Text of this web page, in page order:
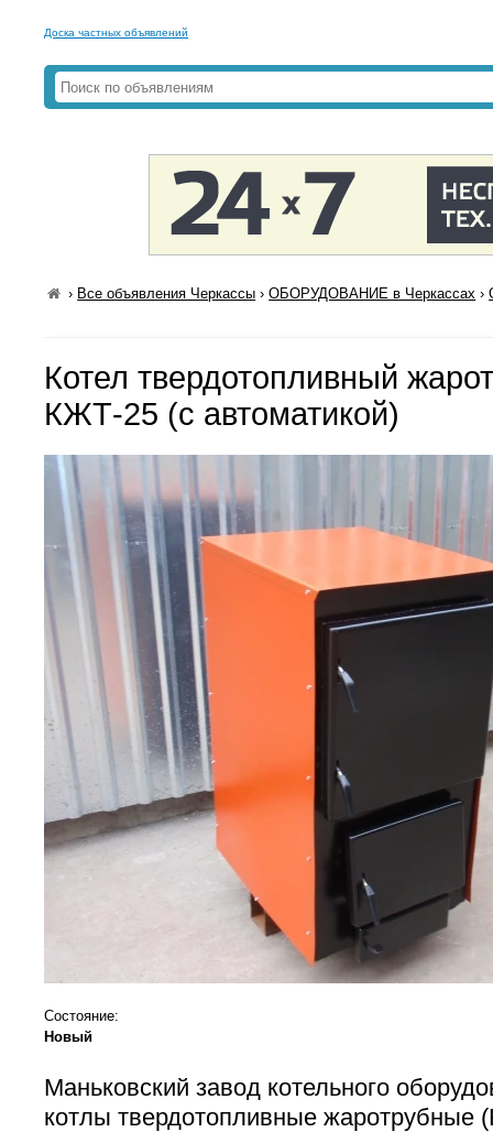
Доска частных объявлений
› Все объявления Черкассы ›ОБОРУДОВАНИЕ в Черкассах ›
Котел твердотопливный
КЖТ-25 (с автоматикой)
Состояние:
Новый
Маньковский завод котельного
котлы твердотопливные